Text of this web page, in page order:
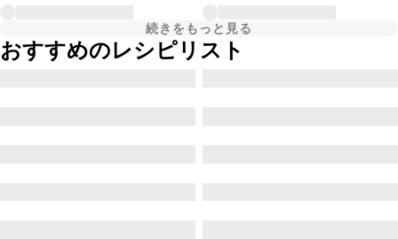
続きをもっと見る
おすすめのレシピリスト